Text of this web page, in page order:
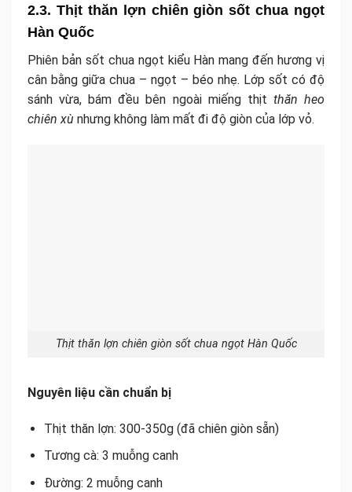
2.3. Thịt thăn lợn chiên giòn sốt chua ngọt
Hàn Quốc
Phiên bản sốt chua ngọt kiểu Hàn mang đến hương vị
cân bằng giữa chua – ngọt – béo nhẹ. Lớp sốt có độ
sánh vừa, bám đều bên ngoài miếng thịt thăn heo
chiên xù nhưng không làm mất đi độ giòn của lớp vỏ.
Thịt thăn lợn chiên giòn sốt chua ngọt Hàn Quốc
Nguyên liệu cần chuẩn bị
Thịt thăn lợn: 300-350g (đã chiên giòn sẵn)
Tương cà: 3 muỗng canh
Đường: 2 muỗng canh